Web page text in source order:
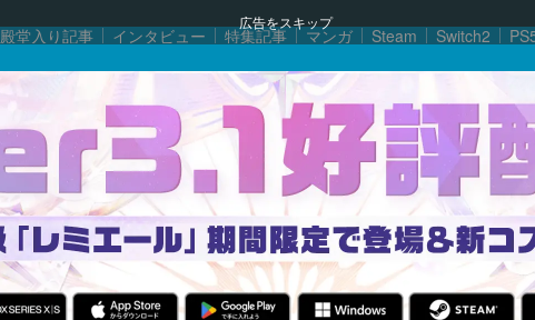
広告をスキップ
殿堂入り記事 インタビュー 特集記事 マンガ Steam Switch2